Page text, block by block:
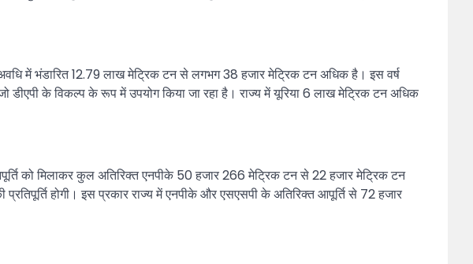
में भंडारित 12.79 लाख मेट्रिक टन से लगभग 38 हजार मेट्रिक टन अधिक है। इस वर्ष
के विकल्प के रूप में उपयोग किया जा रहा है। राज्य में यूरिया 6 लाख मेट्रिक टन अधिक
को मिलाकर कुल अतिरिक्त एनपीके 50 हजार 266 मेट्रिक टन से 22 हजार मेट्रिक टन
होगी। इस प्रकार राज्य में एनपीके और एसएसपी के अतिरिक्त आपूर्ति से 72 हजार